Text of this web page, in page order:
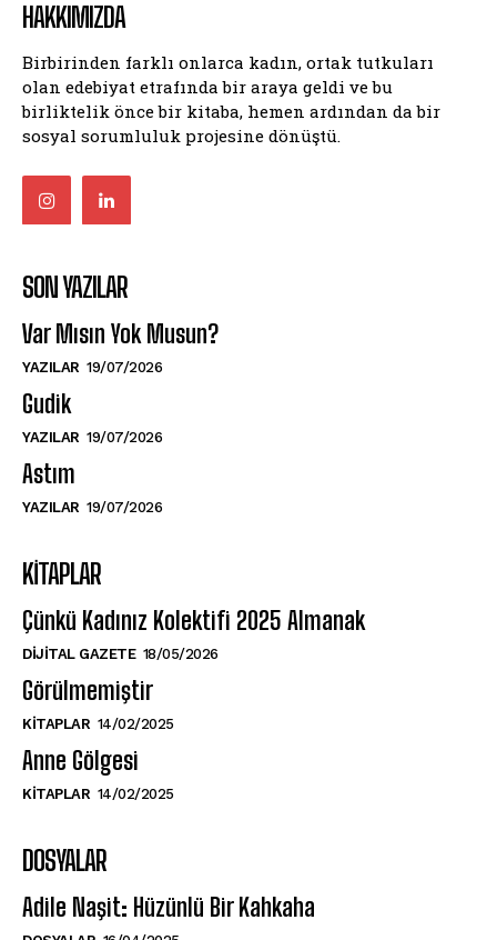
HAKKIMIZDA
Birbirinden farklı onlarca kadın, ortak tutkuları
olan edebiyat etrafında bir araya geldi ve bu
birliktelik önce bir kitaba, hemen ardından da bir
sosyal sorumluluk projesine dönüştü.
SON YAZILAR
Var Mısın Yok Musun?
YAZILAR 19/07/2026
Gudik
YAZILAR 19/07/2026
Astım
YAZILAR 19/07/2026
KITAPLAR
Çünkü Kadınız Kolektifi 2025 Almanak
DIJITAL GAZETE 18/05/2026
Görülmemiştir
KITAPLAR 14/02/2025
Anne Gölgesi
KITAPLAR 14/02/2025
DOSYALAR
Adile Naşit: Hüzünlü Bir Kahkaha